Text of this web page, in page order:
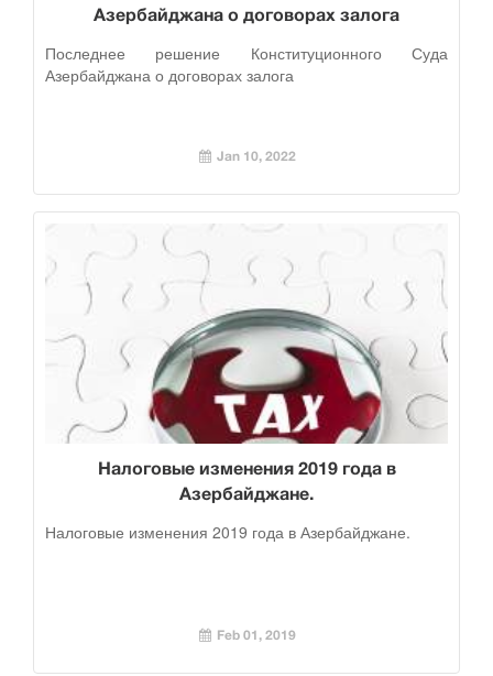
Азербайджана о договорах залога
Последнее решение Конституционного Суда
Азербайджана о договорах залога
Jan 10, 2022
Налоговые изменения 2019 года в
Азербайджане.
Налоговые изменения 2019 года в Азербайджане.
Feb 01, 2019